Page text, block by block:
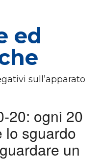
ed
sull’apparato
: ogni 20
lo sguardo
un